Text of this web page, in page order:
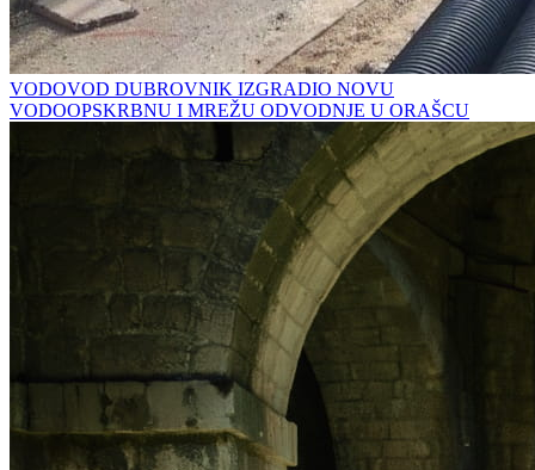
VODOVOD DUBROVNIK IZGRADIO NOVU
VODOOPSKRBNU I MREŽU ODVODNJE U ORAŠCU